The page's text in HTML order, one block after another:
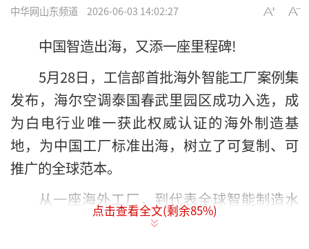
中华网山东频道 2026-06-03 14:02:27
中国智造出海，又添一座里程碑!
5月28日，工信部首批海外智能工厂案例集
发布，海尔空调泰国春武里园区成功入选，成
为白电行业唯一获此权威认证的海外制造基
地，为中国工厂标准出海，树立了可复制、可
推广的全球范本。
从一座海外工厂，到代表全球智能制造水
准的“中国样板”，海尔智家凭什么脱颖而出?
点击查看全文(剩余85%)